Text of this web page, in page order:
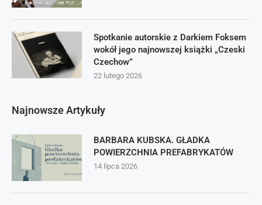
Spotkanie autorskie z Darkiem Foksem
wokół jego najnowszej książki „Czeski
Czechow”
22 lutego 2026
Najnowsze Artykuły
BARBARA KUBSKA. GŁADKA
POWIERZCHNIA PREFABRYKATÓW
14 lipca 2026